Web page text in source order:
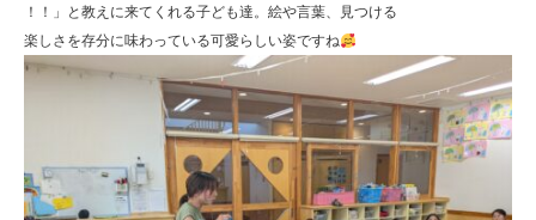
ど
も
園
ひ
ら
！！」と教えに来てくれる子ども達。絵や言葉、見つける
楽しさを存分に味わっている可愛らしい姿ですね